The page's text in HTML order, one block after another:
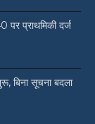
पर प्राथमिकी दर्ज
बिना सूचना बदला